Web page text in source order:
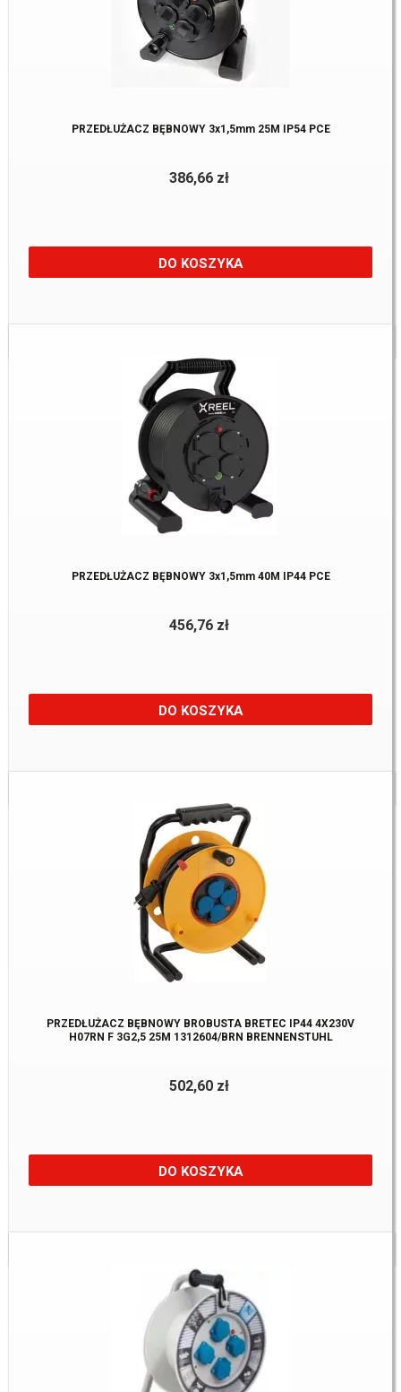
PRZEDŁUŻACZ BĘBNOWY 3x1,5mm 25M IP54 PCE
386,66 zł
DO KOSZYKA
Dostępne:2 Szt.
PRZEDŁUŻACZ BĘBNOWY 3x1,5mm 40M IP44 PCE
456,76 zł
DO KOSZYKA
Dostępne:2 Szt.
PRZEDŁUŻACZ BĘBNOWY BROBUSTA BRETEC IP44 4X230V
H07RN F 3G2,5 25M 1312604/BRN BRENNENSTUHL
502,60 zł
DO KOSZYKA
Dostępne:2 szt